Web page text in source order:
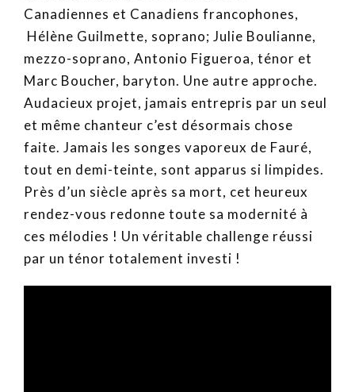
Canadiennes et Canadiens francophones,
Hélène Guilmette, soprano; Julie Boulianne,
mezzo-soprano, Antonio Figueroa, ténor et
Marc Boucher, baryton. Une autre approche.
Audacieux projet, jamais entrepris par un seul
et même chanteur c’est désormais chose
faite. Jamais les songes vaporeux de Fauré,
tout en demi-teinte, sont apparus si limpides.
Près d’un siècle après sa mort, cet heureux
rendez-vous redonne toute sa modernité à
ces mélodies ! Un véritable challenge réussi
par un ténor totalement investi !